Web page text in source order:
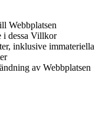
Webbplatsen
i dessa Villkor
inklusive immateriella
av Webbplatsen